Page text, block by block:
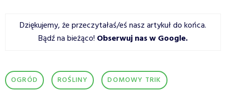
Dziękujemy, że przeczytałaś/eś nasz artykuł do końca.
Bądź na bieżąco! Obserwuj nas w Google.
OGRÓD ROŚLINY DOMOWY TRIK